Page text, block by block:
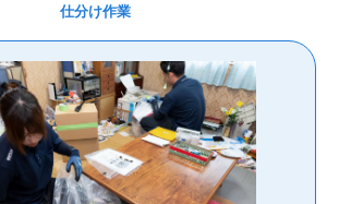
仕分け作業